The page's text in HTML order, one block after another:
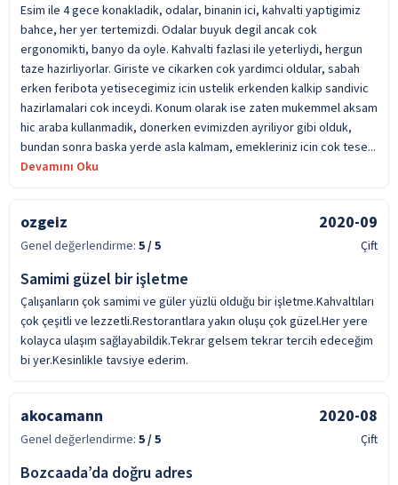
Esim ile 4 gece konakladik, odalar, binanin ici, kahvalti yaptigimiz
bahce, her yer tertemizdi. Odalar buyuk degil ancak cok
ergonomikti, banyo da oyle. Kahvalti fazlasi ile yeterliydi, hergun
taze hazirliyorlar. Giriste ve cikarken cok yardimci oldular, sabah
erken feribota yetisecegimiz icin ustelik erkenden kalkip sandivic
hazirlamalari cok inceydi. Konum olarak ise zaten mukemmel aksam
hic araba kullanmadik, donerken evimizden ayriliyor gibi olduk,
bundan sonra baska yerde asla kalmam, emekleriniz icin cok tese...
Devamını Oku
ozgeiz 2020-09
Genel değerlendirme: 5/ 5 Çift
Samimi güzel bir işletme
Çalışanların çok samimi ve güler yüzlü olduğu bir işletme.Kahvaltıları
çok çeşitli ve lezzetli.Restorantlara yakın oluşu çok güzel.Her yere
kolayca ulaşım sağlayabildik.Tekrar gelsem tekrar tercih edeceğim
bi yer.Kesinlikle tavsiye ederim.
akocamann 2020-08
Genel değerlendirme: 5/ 5 Çift
Bozcaada’da doğru adres